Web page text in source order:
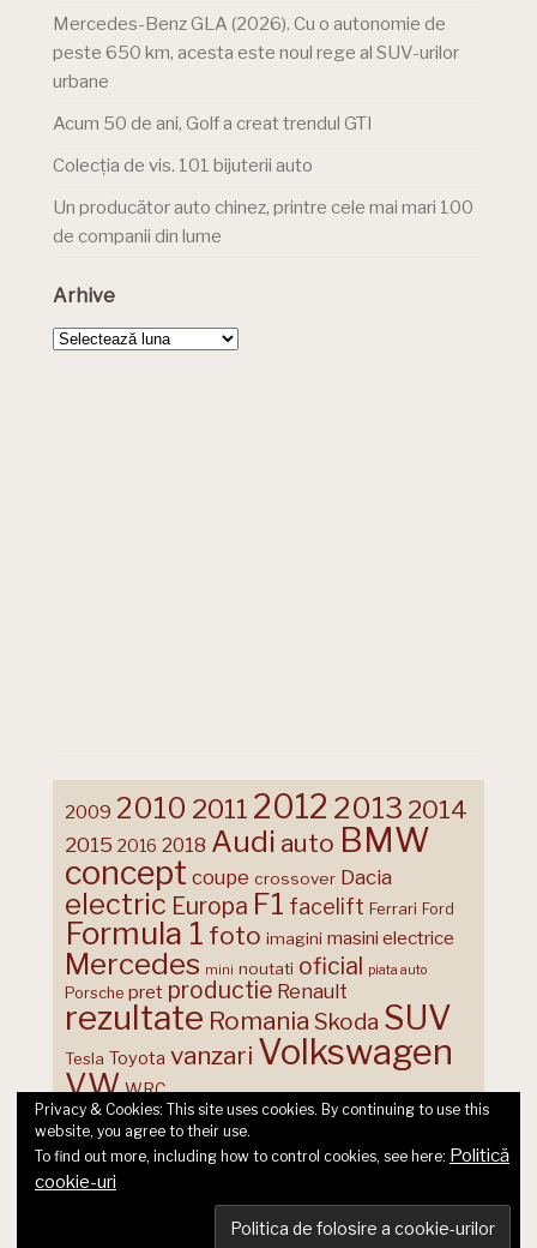
Mercedes-Benz GLA (2026). Cu o autonomie de
peste 650 km, acesta este noul rege al SUV-urilor
urbane
Acum 50 de ani, Golf a creat trendul GTI
Colecția de vis. 101 bijuterii auto
Un producător auto chinez, printre cele mai mari 100
de companii din lume
Arhive
Arhive
2009 2010 2011 2012 2013 2014
2015 2016 2018 Audi auto BMW
concept coupe crossover Dacia
electric Europa F1 facelift Ferrari Ford
Formula 1 foto imagini masini electrice
Mercedes mini noutati oficial piata auto
Porsche pret productie Renault
rezultate Romania Skoda SUV
Tesla Toyota vanzari Volkswagen
VW WRC
© 2026 Ecart Media SRL | made by Nina Cocea &infin
Privacy & Cookies: This site uses cookies. By continuing to use this
website, you agree to their use.
To find out more, including how to control cookies, see here: Politică
cookie-uri